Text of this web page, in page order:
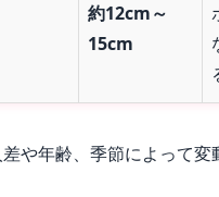
約12cm～
15cm
や年齢、季節によって変